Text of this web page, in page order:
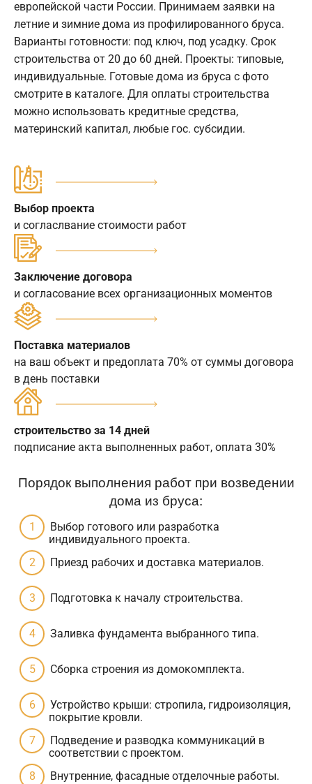
европейской части России. Принимаем заявки на
летние и зимние дома из профилированного бруса.
Варианты готовности: под ключ, под усадку. Срок
строительства от 20 до 60 дней. Проекты: типовые,
индивидуальные. Готовые дома из бруса с фото
смотрите в каталоге. Для оплаты строительства
можно использовать кредитные средства,
материнский капитал, любые гос. субсидии.
Выбор проекта
и согласлвание стоимости работ
Заключение договора
и согласование всех организационных моментов
Поставка материалов
на ваш объект и предоплата 70% от суммы договора
в день поставки
строительство за 14 дней
подписание акта выполненных работ, оплата 30%
Порядок выполнения работ при возведении
дома из бруса:
Выбор готового или разработка
индивидуального проекта.
Приезд рабочих и доставка материалов.
Подготовка к началу строительства.
Заливка фундамента выбранного типа.
Сборка строения из домокомплекта.
Устройство крыши: стропила, гидроизоляция,
покрытие кровли.
Подведение и разводка коммуникаций в
соответствии с проектом.
Внутренние, фасадные отделочные работы.